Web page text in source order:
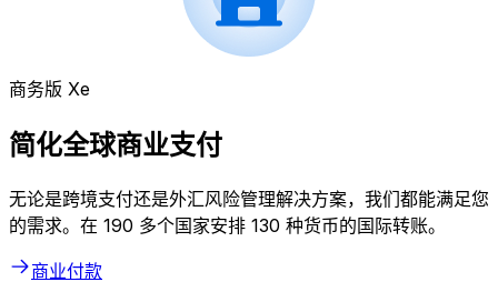
商务版 Xe
简化全球商业支付
无论是跨境支付还是外汇风险管理解决方案，我们都能满足您
的需求。在 190 多个国家安排 130 种货币的国际转账。
商业付款